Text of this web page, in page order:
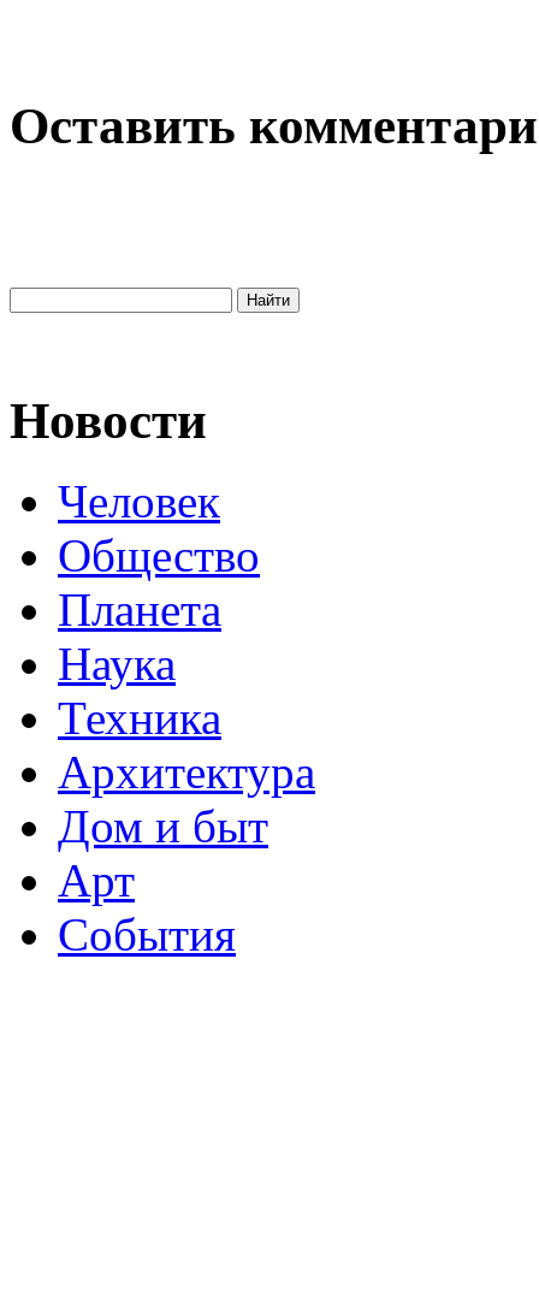
Оставить
Новости
Человек
Общество
Планета
Наука
Техника
Архитектура
Дом и быт
Арт
События